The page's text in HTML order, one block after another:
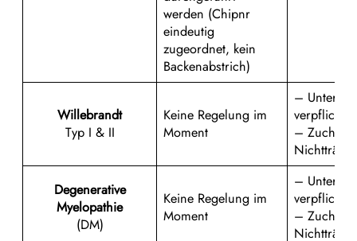
werden (Chipnr
eindeutig
zugeordnet, kein
Backenabstrich)
Willebrandt
Typ I & II
Keine Regelung im
Moment
–
– Zucht
Nichtträger
Degenerative
Myelopathie
(DM)
Keine Regelung im
Moment
–
– Zucht
Nichtträger